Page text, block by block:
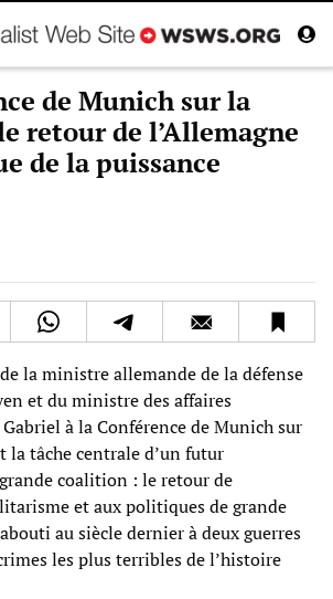
de Munich sur la
retour de l’Allemagne
de la puissance
la ministre allemande de la défense
et du ministre des affaires
à la Conférence de Munich sur
la tâche centrale d’un futur
coalition : le retour de
et aux politiques de grande
au siècle dernier à deux guerres
les plus terribles de l’histoire